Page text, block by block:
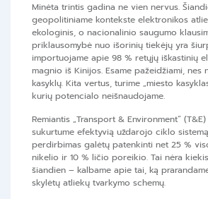
Minėta trintis gadina ne vien nervus.
geopolitiniame kontekste elektronikos
ekologinis, o nacionalinio saugumo
priklausomybė nuo išorinių tiekėjų yra
importuojame apie 98 % retųjų iškastinių
magnio iš Kinijos. Esame pažeidžiami, nes
kasyklų. Kita vertus, turime „miesto
kurių potencialo neišnaudojame.
Remiantis „Transport & Environment“
sukurtume efektyvią uždarojo ciklo
perdirbimas galėtų patenkinti net 25 %
nikelio ir 10 % ličio poreikio. Tai nėra
šiandien – kalbame apie tai, ką
skylėtų atliekų tvarkymo schemų.